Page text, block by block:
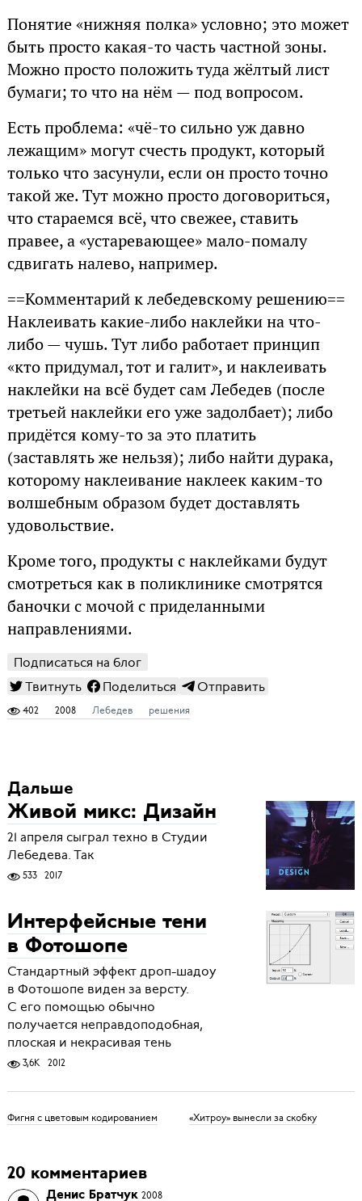
Понятие «нижняя полка» условно; это может
быть просто какая-то часть частной зоны.
Можно просто положить туда жёлтый лист
бумаги; то что на нём — под вопросом.
Есть проблема: «чё-то сильно уж давно
лежащим» могут счесть продукт, который
только что засунули, если он просто точно
такой же. Тут можно просто договориться,
что стараемся всё, что свежее, ставить
правее, а «устаревающее» мало-помалу
сдвигать налево, например.
==Комментарий к лебедевскому решению==
Наклеивать какие-либо наклейки на что-
либо — чушь. Тут либо работает принцип
«кто придумал, тот и галит», и наклеивать
наклейки на всё будет сам Лебедев (после
третьей наклейки его уже задолбает); либо
придётся кому-то за это платить
(заставлять же нельзя); либо найти дурака,
которому наклеивание наклеек каким-то
волшебным образом будет доставлять
удовольствие.
Кроме того, продукты с наклейками будут
смотреться как в поликлинике смотрятся
баночки с мочой с приделанными
направлениями.
Подписаться на блог
Твитнуть
Поделиться Отправить
402 2008 Лебедев решения
Дальше
Живой микс: Дизайн
21 апреля сыграл техно в Студии
Лебедева. Так
533 2017
Интерфейсные тени
в Фотошопе
Стандартный эффект дроп-шадоу
в Фотошопе виден за версту.
С его помощью обычно
получается неправдоподобная,
плоская и некрасивая тень
3,6K 2012
Фигня с цветовым кодированием «Хитроу» вынесли за скобку
20 комментариев
Денис Братчук 2008